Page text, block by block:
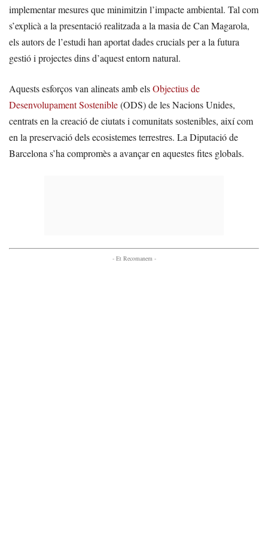
implementar mesures que minimitzin l’impacte ambiental. Tal com
s’explicà a la presentació realitzada a la masia de Can Magarola,
els autors de l’estudi han aportat dades crucials per a la futura
gestió i projectes dins d’aquest entorn natural.
Aquests esforços van alineats amb elsObjectius de
Desenvolupament Sostenible(ODS) de les Nacions Unides,
centrats en la creació de ciutats i comunitats sostenibles, així com
en la preservació dels ecosistemes terrestres. La Diputació de
Barcelona s’ha compromès a avançar en aquestes fites globals.
- Et Recomanem -